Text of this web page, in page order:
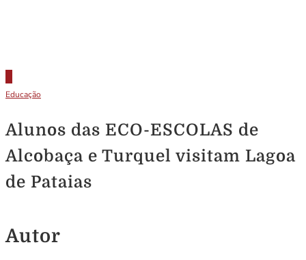
Educação
Alunos das ECO-ESCOLAS de
Alcobaça e Turquel visitam Lagoa
de Pataias
Autor